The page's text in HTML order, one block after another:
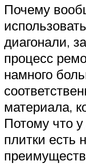
Почему
диагонали,
процесс
намного
материала,
Потому что
плитки есть